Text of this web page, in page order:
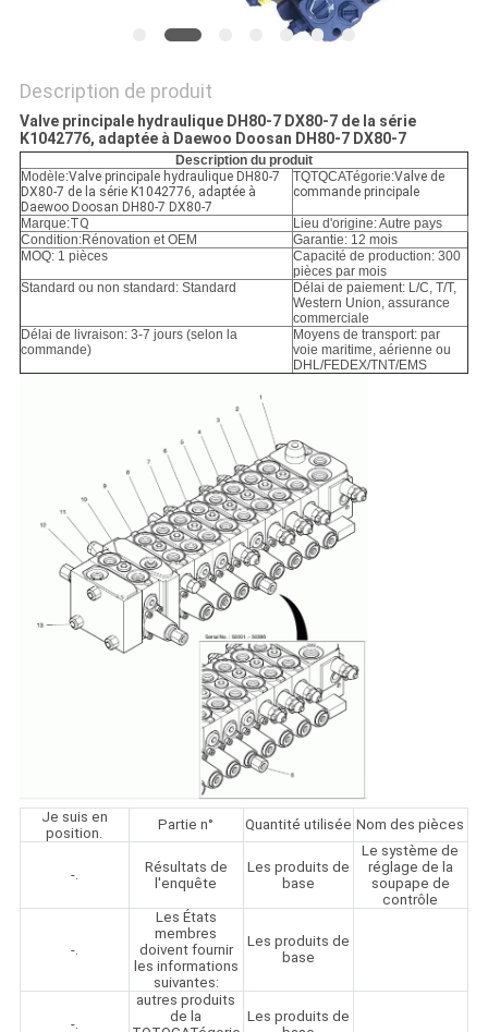
DE
CONFIDENTIALITÉ
Description de produit
Valve principale hydraulique DH80-7 DX80-7 de la série
K1042776, adaptée à Daewoo Doosan DH80-7 DX80-7
Description du produit
Modèle:Valve principale hydraulique DH80-7
DX80-7 de la série K1042776, adaptée à
Daewoo Doosan DH80-7 DX80-7
TQTQCATégorie:Valve de
commande principale
Marque:TQ
Lieu d'origine: Autre pays
Condition:Rénovation et OEM
Garantie: 12 mois
MOQ: 1 pièces
Capacité de production: 300
pièces par mois
Standard ou non standard: Standard
Délai de paiement: L/C, T/T,
Western Union, assurance
commerciale
Délai de livraison: 3-7 jours (selon la
commande)
Moyens de transport: par
voie maritime, aérienne ou
DHL/FEDEX/TNT/EMS
Je suis en
position.
Partie n° Quantité utilisée Nom des pièces
-.
Résultats de
l'enquête
Les produits de
base
Le système de
réglage de la
soupape de
contrôle
-.
Les États
membres
doivent fournir
les informations
suivantes:
Les produits de
base
-.
autres produits
de la
Les produits de